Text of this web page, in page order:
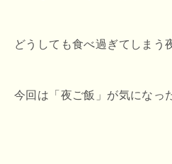
どうしても食べ過ぎてしまう
今回は「夜ご飯」が気になっ